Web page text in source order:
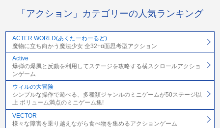
「アクション」カテゴリーの人気ランキング
ACTER WORLD(あくたーわーるど)
魔物に立ち向かう魔法少女 全32+α面思考型アクション
Active
爆弾の爆風と反動を利用してステージを攻略する横スクロールアクショ
ンゲーム
ウィルの大冒険
シンプルな操作で遊べる、多種類ジャンルのミニゲームが50ステージ以
上 ボリューム満点のミニゲーム集!
VECTOR
様々な障害を乗り越えながら食べ物を集めるアクションゲーム